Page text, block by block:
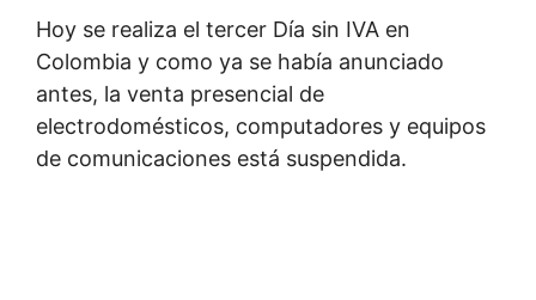
Hoy se realiza el tercer Día sin IVA en
Colombia y como ya se había anunciado
antes, la venta presencial de
electrodomésticos, computadores y equipos
de comunicaciones está suspendida.